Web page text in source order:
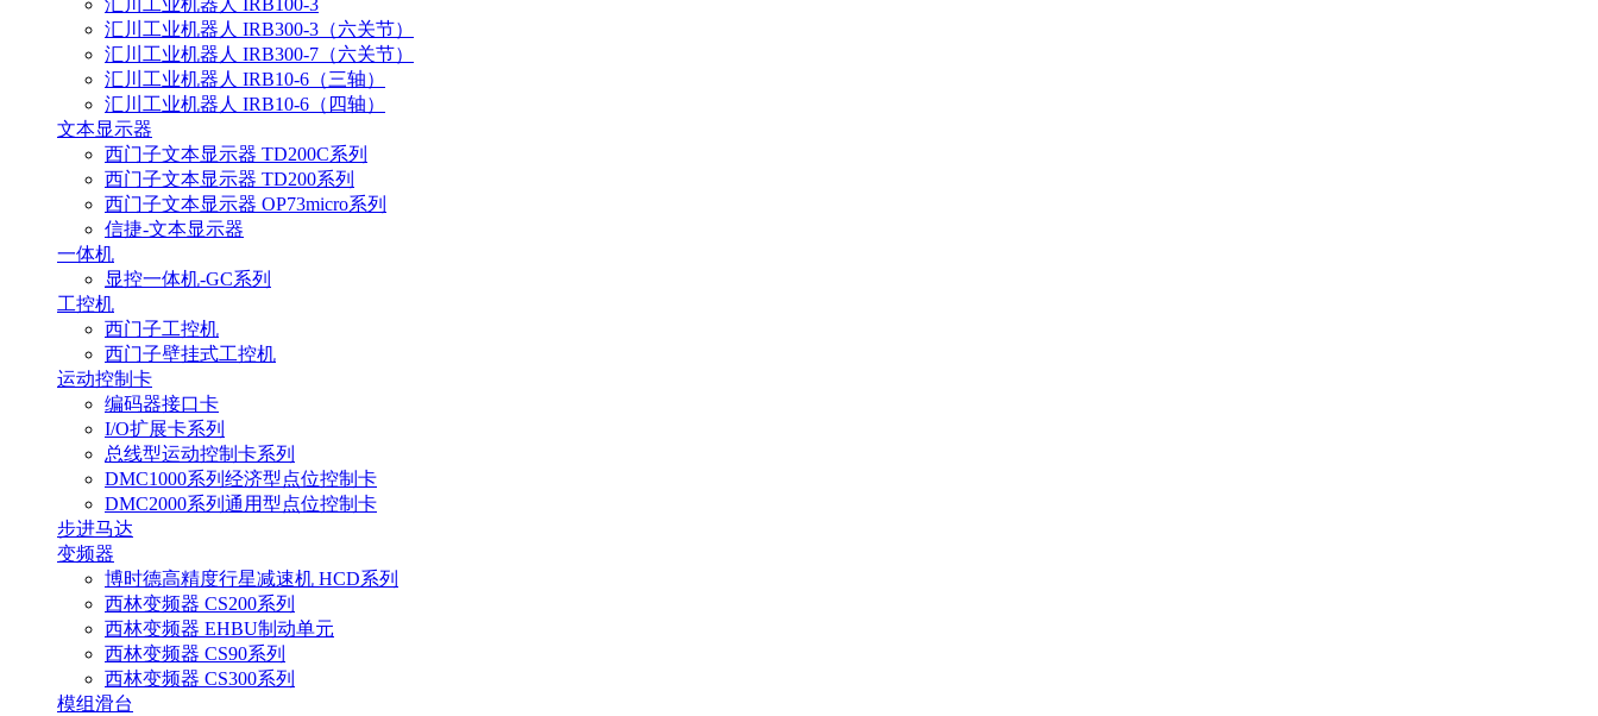
汇川工业机器人 IRB300-3（六关节）
汇川工业机器人 IRB300-7（六关节）
汇川工业机器人 IRB10-6（三轴）
汇川工业机器人 IRB10-6（四轴）
文本显示器
西门子文本显示器 TD200C系列
西门子文本显示器 TD200系列
西门子文本显示器 OP73micro系列
信捷-文本显示器
一体机
显控一体机-GC系列
工控机
西门子工控机
西门子壁挂式工控机
运动控制卡
编码器接口卡
I/O扩展卡系列
总线型运动控制卡系列
DMC1000系列经济型点位控制卡
DMC2000系列通用型点位控制卡
步进马达
变频器
博时德高精度行星减速机 HCD系列
西林变频器 CS200系列
西林变频器 EHBU制动单元
西林变频器 CS90系列
西林变频器 CS300系列
模组滑台